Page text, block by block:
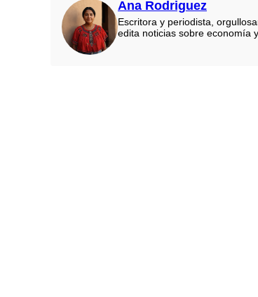
Ana Rodriguez
Escritora y periodista,
edita noticias sobre economía